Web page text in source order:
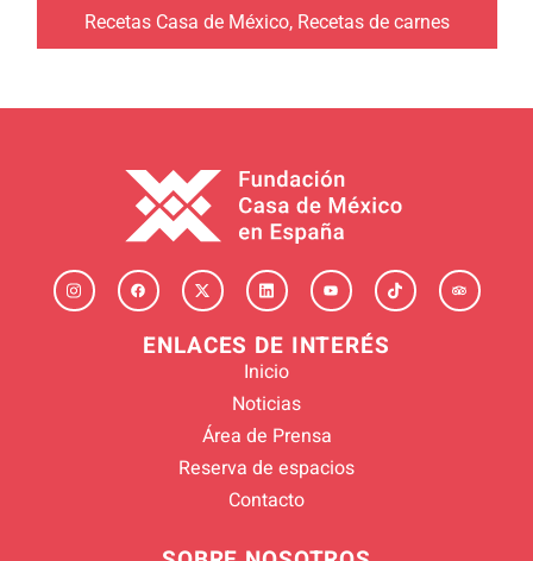
Recetas Casa de México, Recetas de carnes
ENLACES DE INTERÉS
Inicio
Noticias
Área de Prensa
Reserva de espacios
Contacto